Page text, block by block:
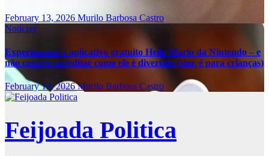
February 13, 2026 Murilo Barbosa Castro
Notícias
Experimentei o aplicativo gratuito Hello Mario da Nintendo – e
não consigo acreditar como ele é divertido (sim, é para crianças)
February 13, 2026Murilo Barbosa Castro
Feijoada Politica